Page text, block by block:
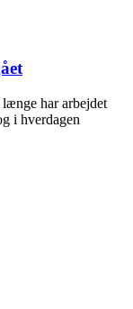
har arbejdet
i hverdagen